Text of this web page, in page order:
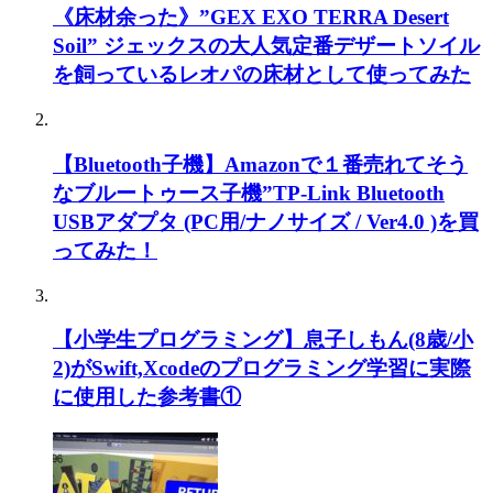
《床材余った》”GEX EXO TERRA Desert
Soil” ジェックスの大人気定番デザートソイル
を飼っているレオパの床材として使ってみた
【Bluetooth子機】Amazonで１番売れてそう
なブルートゥース子機”TP-Link Bluetooth
USBアダプタ (PC用/ナノサイズ / Ver4.0 )を買
ってみた！
【小学生プログラミング】息子しもん(8歳/小
2)がSwift,Xcodeのプログラミング学習に実際
に使用した参考書①